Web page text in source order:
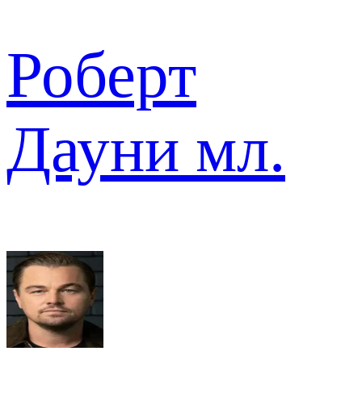
Роберт
Дауни мл.